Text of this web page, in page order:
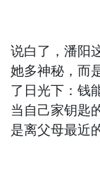
说白了，潘阳
她多神秘，而
了日光下：钱
当自己家钥匙
是离父母最近